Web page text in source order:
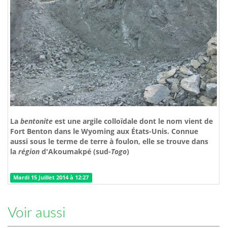
La bentonite est une argile colloïdale dont le nom vient de
Fort Benton dans le Wyoming aux États-Unis. Connue
aussi sous le terme de terre à foulon, elle se trouve dans
la région d'Akoumakpé (sud-Togo)
Mardi 15 Juillet 2014 à 12:27
Voir aussi